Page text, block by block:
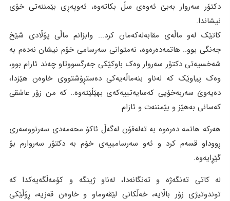
دکتۆر سەروار بەبێ ئەوەی سڵ بکاتەوە، ئەوپەڕی بێمننەتی خۆی
نیشاندا.
کاتێک لەو ماڵەی مقابەلەکەمان کرد... وابزانم ماڵی پۆڵادی شێخ
جەنگی بوو.. هاتمەدەرەوە، نەمتوانی سەرسامی خۆم نیشان نەدەم بە
شەخسیەتی دکتۆر سەروار وەک باوکێکی جەرگسووتاو چەند ئارام بوو،
وەک پیاوێک کە لەناو بنەماڵەیەکی دەستڕۆشتووی خاوەن هێزدا،
دەیەوێ سەربەخۆیی کەسایەتییەکەی بهێڵێتەوە.. کە من زۆر عاشقی
کەسانی بەهێز و بێمننەت و ئازام
هەرکە هاتمە دەرەوە بە تەلەفۆن لەگەڵ ئاکۆ محەمەدی سەرنووسەری
ڕووداو قسەم کرد و ئەو سەرسامییەی خۆم بە دکتۆر سەروارم بۆ
گێڕایەوە.
لە کاتی تەنگەژە و تەنگانەدا، لەناو ژینگە و کۆمەڵگەیەکدا کە
توندوتیژی زۆر باڵایە، خەڵکانی لێقەوماو و خاوەن قەزیە، ڕۆڵێکی